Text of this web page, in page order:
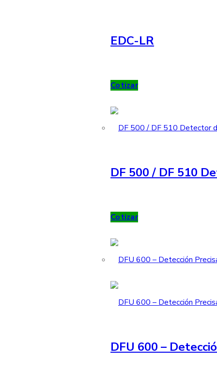
EDC-LR
Cotizar
DF 500 / DF 510
Cotizar
DFU 600 –